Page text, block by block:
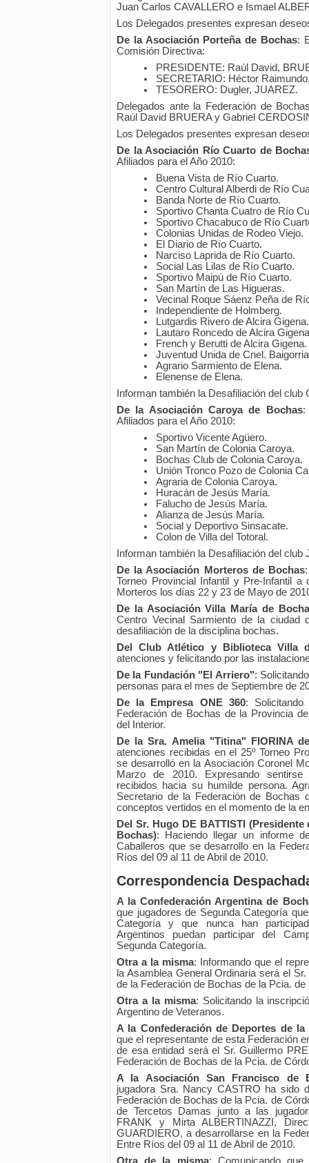
Juan Carlos CAVALLERO e Ismael
Los Delegados presentes expresan
De la Asociación Porteña de Bochas:
Comisión Directiva:
PRESIDENTE: Raúl David,
SECRETARIO: Héctor
TESORERO: Dugler, JUAREZ.
Delegados ante la Federación de
Raúl David BRUERA y Gabriel
Los Delegados presentes expresan
De la Asociación Río Cuarto de
Afiliados para el Año 2010:
Buena Vista de Río Cuarto.
Centro Cultural Alberdi de Río
Banda Norte de Río Cuarto.
Sportivo Chanta Cuatro de Río
Sportivo Chacabuco de Río
Colonias Unidas de Rodeo Viejo.
El Diario de Río Cuarto.
Narciso Laprida de Río Cuarto.
Social Las Lilas de Río Cuarto.
Sportivo Maipú de Río Cuarto.
San Martín de Las Higueras.
Vecinal Roque Sáenz Peña de
Independiente de Holmberg.
Lutgardis Rivero de Alcira Gigena.
Lautaro Roncedo de Alcira
French y Berutti de Alcira Gigena.
Juventud Unida de Cnel.
Agrario Sarmiento de Elena.
Elenense de Elena.
Informan también la Desafiliación del
De la Asociación Caroya de Bochas:
Afiliados para el Año 2010:
Sportivo Vicente Agüero.
San Martín de Colonia Caroya.
Bochas Club de Colonia Caroya.
Unión Tronco Pozo de Colonia
Agraria de Colonia Caroya.
Huracán de Jesús María.
Falucho de Jesús María.
Alianza de Jesús María.
Social y Deportivo Sinsacate.
Colon de Villa del Totoral.
Informan también la Desafiliación del
De la Asociación Morteros de Bochas
Torneo Provincial Infantil y Pre-Infantil a
Morteros los días 22 y 23 de Mayo de
De la Asociación Villa María de
Centro Vecinal Sarmiento de la ciudad
desafiliación de la disciplina bochas.
Del Club Atlético y Biblioteca Villa
atenciones y felicitando por las
De la Fundación "El Arriero":
personas para el mes de Septiembre de
De la Empresa ONE 360: Solicitando
Federación de Bochas de la Provincia
del Interior.
De la Sra. Amelia "Titina" FIORINA
atenciones recibidas en el 25º Torneo
se desarrolló en la Asociación Coronel
Marzo de 2010. Expresando
recibidos hacia su humilde persona.
Secretario de la Federación de Bochas
conceptos vertidos en el momento de la
Del Sr. Hugo DE BATTISTI
Bochas): Haciendo llegar un informe
Caballeros que se desarrollo en la
Ríos del 09 al 11 de Abril de 2010.
Correspondencia
A la Confederación Argentina de
que jugadores de Segunda Categoría
Categoría y que nunca han
Argentinos puedan participar del
Segunda Categoría.
Otra a la misma: Informando que el
la Asamblea General Ordinaria será el
de la Federación de Bochas de la Pcia. de
Otra a la misma: Solicitando la
Argentino de Veteranos.
A la Confederación de Deportes de la
que el representante de esta Federación
de esa entidad será el Sr. Guillermo
Federación de Bochas de la Pcia. de
A la Asociación San Francisco de
jugadora Sra. Nancy CASTRO ha sido
Federación de Bochas de la Pcia. de
de Tercetos Damas junto a las
FRANK y Mirta ALBERTINAZZI,
GUARDIERO, a desarrollarse en la
Entre Ríos del 09 al 11 de Abril de 2010.